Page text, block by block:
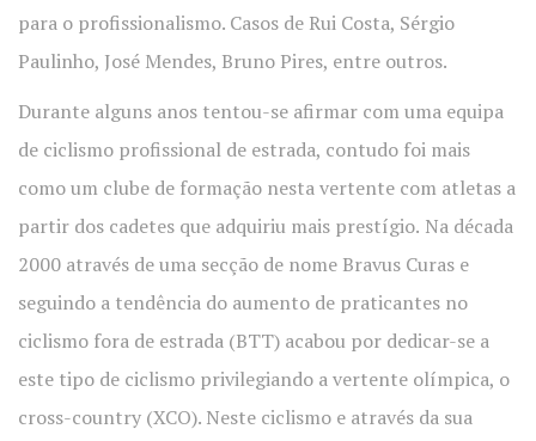
para o profissionalismo. Casos de Rui Costa, Sérgio
Paulinho, José Mendes, Bruno Pires, entre outros.
Durante alguns anos tentou-se afirmar com uma equipa
de ciclismo profissional de estrada, contudo foi mais
como um clube de formação nesta vertente com atletas a
partir dos cadetes que adquiriu mais prestígio. Na década
2000 através de uma secção de nome Bravus Curas e
seguindo a tendência do aumento de praticantes no
ciclismo fora de estrada (BTT) acabou por dedicar-se a
este tipo de ciclismo privilegiando a vertente olímpica, o
cross-country (XCO). Neste ciclismo e através da sua